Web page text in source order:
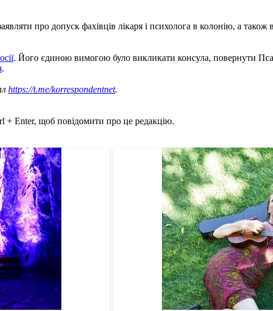
про допуск фахівців лікаря і психолога в колонію, а
. Його єдиною вимогою було викликати консула, повернути
.
https://t.me/korrespondentnet.
+ Enter, щоб повідомити про це редакцію.